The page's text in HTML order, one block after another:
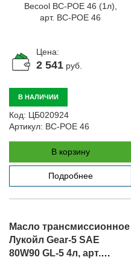
Цена:
2 541 руб.
В НАЛИЧИИ
Код: ЦБ020924
Артикул: BC-POE 46
В корзину
Подробнее
Масло трансмиссионное
Лукойл Gear-5 SAE
80W90 GL-5 4л, арт.